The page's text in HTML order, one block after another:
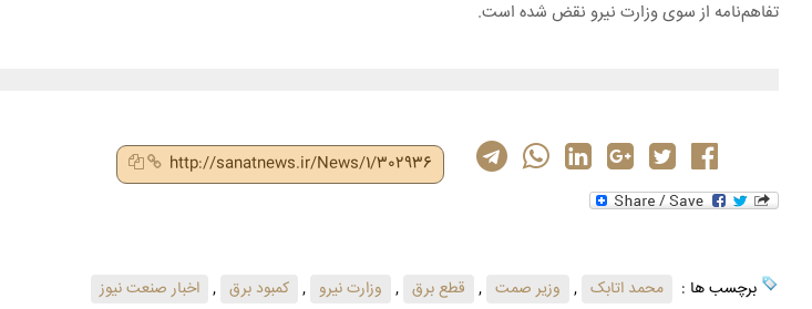
تفاهم‌نامه از سوی وزارت نیرو نقض شده است.
http://sanatnews.ir/News/1/302936
برچسب ها : محمد اتابک , وزیر صمت , قطع برق , وزارت نیرو , کمبود برق , اخبار صنعت نیوز